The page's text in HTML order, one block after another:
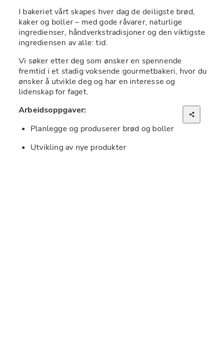
I bakeriet vårt skapes hver dag de deiligste brød,
kaker og boller – med gode råvarer, naturlige
ingredienser, håndverkstradisjoner og den viktigste
ingrediensen av alle: tid.
Vi søker etter deg som ønsker en spennende
fremtid i et stadig voksende gourmetbakeri, hvor du
ønsker å utvikle deg og har en interesse og
lidenskap for faget.
Arbeidsoppgaver:
Planlegge og produserer brød og boller
Utvikling av nye produkter